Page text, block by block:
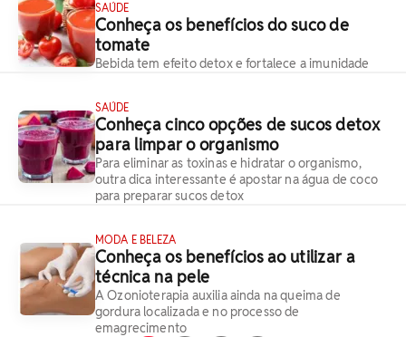
SAÚDE
Conheça os benefícios do suco de
tomate
Bebida tem efeito detox e fortalece a imunidade
SAÚDE
Conheça cinco opções de sucos detox
para limpar o organismo
Para eliminar as toxinas e hidratar o organismo,
outra dica interessante é apostar na água de coco
para preparar sucos detox
MODA E BELEZA
Conheça os benefícios ao utilizar a
técnica na pele
A Ozonioterapia auxilia ainda na queima de
gordura localizada e no processo de
emagrecimento